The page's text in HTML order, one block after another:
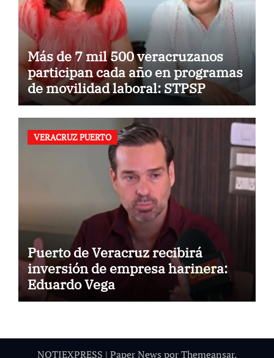
Más de 7 mil 500 veracruzanos
participan cada año en programas
de movilidad laboral: STPSP
VERACRUZ PUERTO
Puerto de Veracruz recibirá
inversión de empresa harinera:
Eduardo Vega
NOTIEXPRESS | Paper News porThemeansar.